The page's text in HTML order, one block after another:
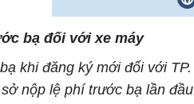
bạ đối với xe máy
khi đăng ký mới đối với
nộp lệ phí trước bạ lần